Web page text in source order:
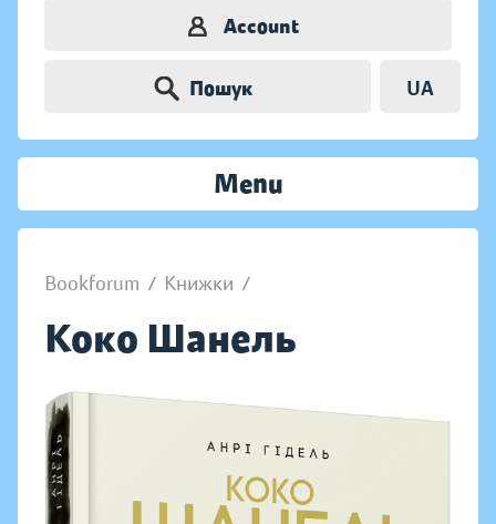
Account
Пошук UA
Menu
Bookforum / Книжки /
Коко Шанель